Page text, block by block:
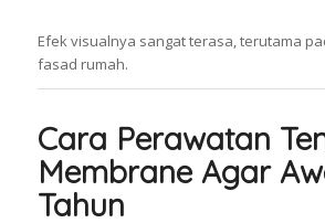
Efek visualnya sangat terasa, terutama
fasad rumah.
Cara Perawatan
Membrane Agar
Tahun